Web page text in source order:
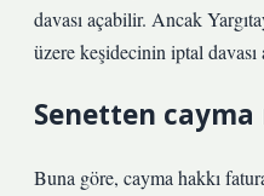
davası açabilir. Ancak
üzere keşidecinin iptal davası
Senetten cayma
Buna göre, cayma hakkı